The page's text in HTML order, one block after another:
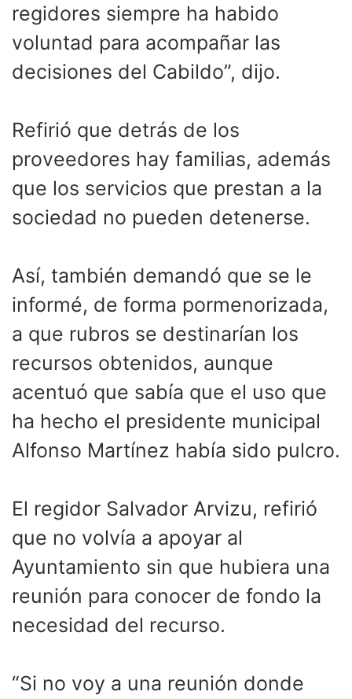
regidores siempre ha habido
voluntad para acompañar las
decisiones del Cabildo”, dijo.
Refirió que detrás de los
proveedores hay familias, además
que los servicios que prestan a la
sociedad no pueden detenerse.
Así, también demandó que se le
informé, de forma pormenorizada,
a que rubros se destinarían los
recursos obtenidos, aunque
acentuó que sabía que el uso que
ha hecho el presidente municipal
Alfonso Martínez había sido pulcro.
El regidor Salvador Arvizu, refirió
que no volvía a apoyar al
Ayuntamiento sin que hubiera una
reunión para conocer de fondo la
necesidad del recurso.
“Si no voy a una reunión donde